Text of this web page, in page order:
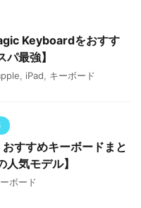
Keyboardをおすす
最強】
iPad キーボード
すすめキーボードまと
気モデル】
ボード